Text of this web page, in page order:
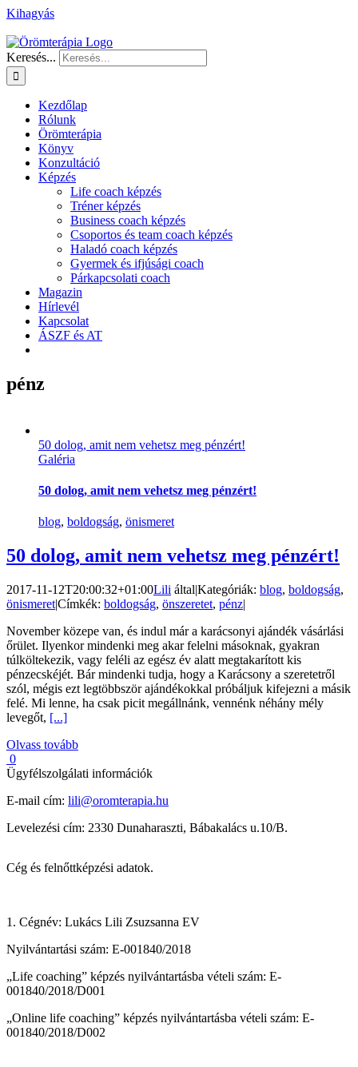
Kihagyás
Keresés...
Kezdőlap
Rólunk
Örömterápia
Könyv
Konzultáció
Képzés
Life coach képzés
Tréner képzés
Business coach képzés
Csoportos és team coach képzés
Haladó coach képzés
Gyermek és ifjúsági coach
Párkapcsolati coach
Magazin
Hírlevél
Kapcsolat
ÁSZF és AT
pénz
50 dolog, amit nem vehetsz meg pénzért!
Galéria
50 dolog, amit nem vehetsz meg pénzért!
blog, boldogság, önismeret
50 dolog, amit nem vehetsz meg pénzért!
2017-11-12T20:00:32+01:00Lili által|Kategóriák: blog, boldogság,
önismeret|Címkék: boldogság, önszeretet, pénz|
November közepe van, és indul már a karácsonyi ajándék vásárlási
őrület. Ilyenkor mindenki meg akar felelni másoknak, gyakran
túlköltekezik, vagy feléli az egész év alatt megtakarított kis
pénzecskéjét. Bár mindenki tudja, hogy a Karácsony a szeretetről
szól, mégis ezt legtöbbször ajándékokkal próbáljuk kifejezni a másik
felé. Mi lenne, ha csak picit megállnánk, vennénk néhány mély
levegőt, [...]
Olvass tovább
0
Ügyfélszolgálati információk
E-mail cím: lili@oromterapia.hu
Levelezési cím: 2330 Dunaharaszti, Bábakalács u.10/B.
Cég és felnőttképzési adatok.
1. Cégnév: Lukács Lili Zsuzsanna EV
Nyilvántartási szám: E-001840/2018
„Life coaching” képzés nyilvántartásba vételi szám: E-
001840/2018/D001
„Online life coaching” képzés nyilvántartásba vételi szám: E-
001840/2018/D002